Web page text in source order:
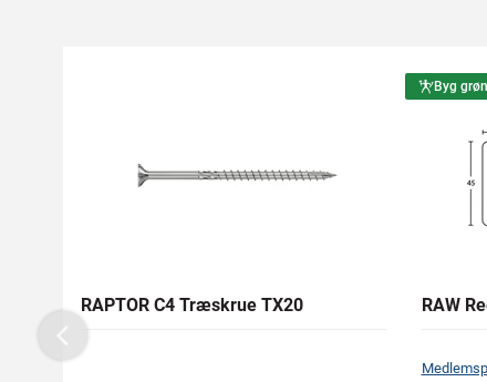
RAPTOR C4 Træskrue TX20
Byg
RAW
Previous